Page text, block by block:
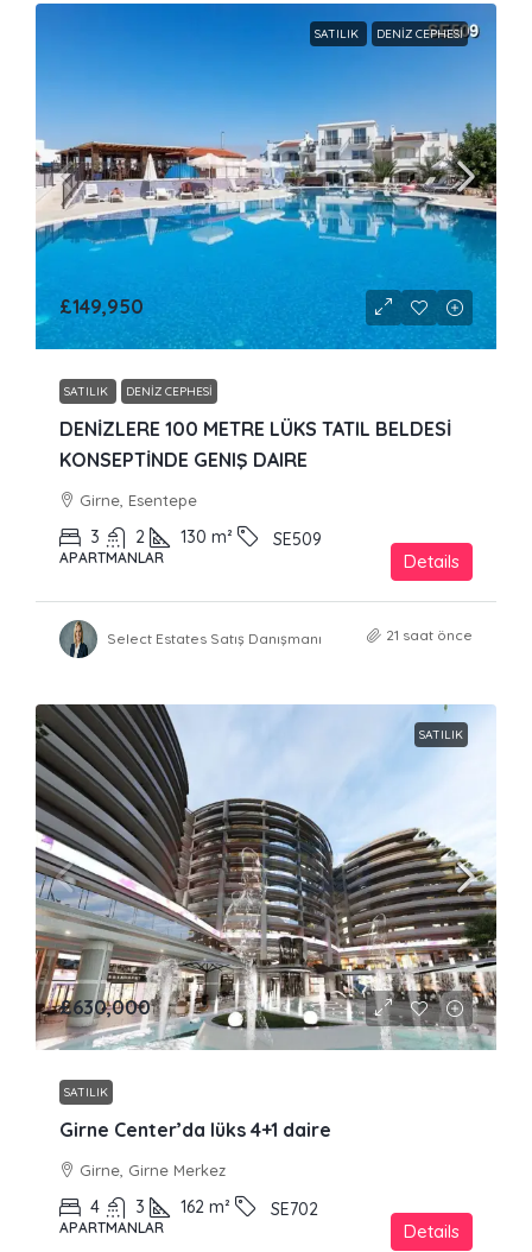
SATILIK DENIZ CEPHESI
£149,950
SATILIK DENIZ CEPHESI
DENİZLERE 100 METRE LÜKS TATIL BELDESİ
KONSEPTİNDE GENIŞ DAIRE
Girne, Esentepe
3 2 130 m² SE509
APARTMANLAR Details
Select Estates Satış Danışmanı 21 saat önce
SATILIK
£630,000
SATILIK
Girne Center’da lüks 4+1 daire
Girne, Girne Merkez
4 3 162 m² SE702
APARTMANLAR Details